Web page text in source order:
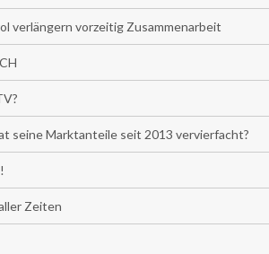
verlängern vorzeitig Zusammenarbeit
seine Marktanteile seit 2013 vervierfacht?
Zeiten